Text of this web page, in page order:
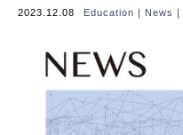
2023.12.08 Education ｜ News ｜